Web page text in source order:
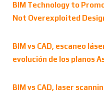
BIM Technology to
Not Overexploited
BIM vs CAD, escaneo
evolución de los planos
BIM vs CAD, laser